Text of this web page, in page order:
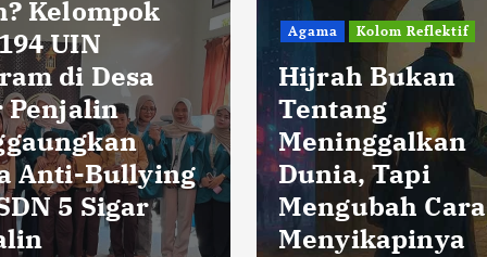
Agama Kolom Reflektif
Hijrah Bukan
Tentang
Meninggalkan
Dunia, Tapi
Mengubah Cara
Menyikapinya
Agama
dan